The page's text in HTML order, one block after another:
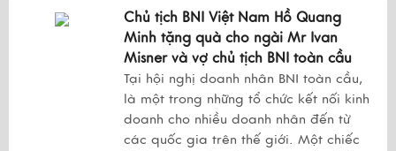
Chủ tịch BNI Việt Nam Hồ Quang
Minh tặng quà cho ngài Mr Ivan
Misner và vợ chủ tịch BNI toàn cầu
Tại hội nghị doanh nhân BNI toàn cầu,
là một trong những tổ chức kết nối kinh
doanh cho nhiều doanh nhân đến từ
các quốc gia trên thế giới. Một chiếc